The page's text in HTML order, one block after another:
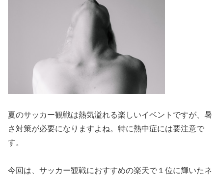
夏のサッカー観戦は熱気溢れる楽しいイベントですが、暑
さ対策が必要になりますよね。特に熱中症には要注意で
す。
今回は、サッカー観戦におすすめの楽天で１位に輝いたネ